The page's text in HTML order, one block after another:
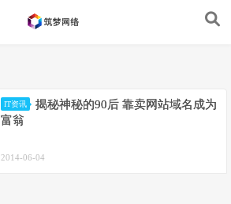
IT资讯
揭秘神秘的90后 靠卖网站域名成为
富翁
2014-06-04